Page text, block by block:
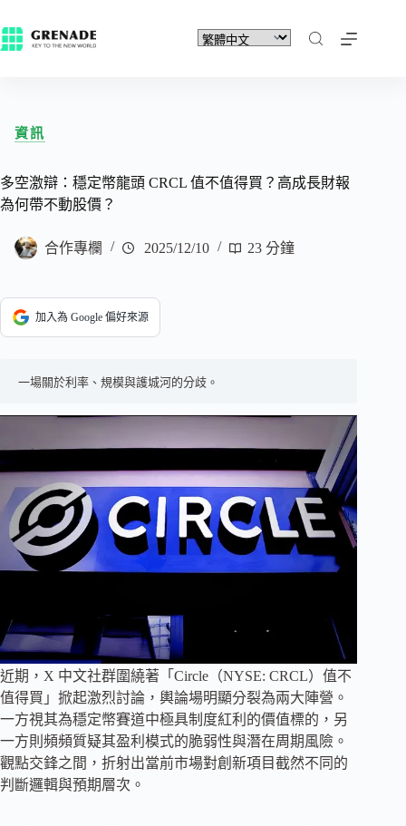
資訊
多空激辯：穩定幣龍頭 CRCL 值不值得買？高成長財報
為何帶不動股價？
合作專欄 2025/12/10 23 分鐘
加入為 Google 偏好來源
一場關於利率、規模與護城河的分歧。
近期，X 中文社群圍繞著「Circle（NYSE: CRCL）值不
值得買」掀起激烈討論，輿論場明顯分裂為兩大陣營。
一方視其為穩定幣賽道中極具制度紅利的價值標的，另
一方則頻頻質疑其盈利模式的脆弱性與潛在周期風險。
觀點交鋒之間，折射出當前市場對創新項目截然不同的
判斷邏輯與預期層次。